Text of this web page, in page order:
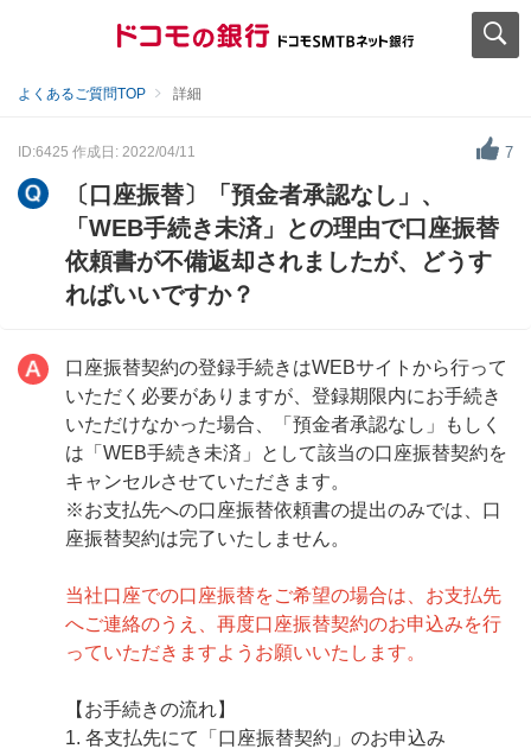
よくあるご質問TOP 詳細
ID:6425 作成日: 2022/04/11 7
〔口座振替〕「預金者承認なし」、
「WEB手続き未済」との理由で口座振替
依頼書が不備返却されましたが、どうす
ればいいですか？
口座振替契約の登録手続きはWEBサイトから行って
いただく必要がありますが、登録期限内にお手続き
いただけなかった場合、「預金者承認なし」もしく
は「WEB手続き未済」として該当の口座振替契約を
キャンセルさせていただきます。
※お支払先への口座振替依頼書の提出のみでは、口
座振替契約は完了いたしません。
当社口座での口座振替をご希望の場合は、お支払先
へご連絡のうえ、再度口座振替契約のお申込みを行
っていただきますようお願いいたします。
【お手続きの流れ】
1. 各支払先にて「口座振替契約」のお申込み